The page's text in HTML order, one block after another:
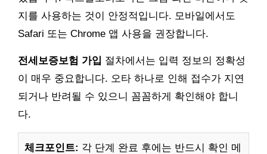
지를 사용하는 것이 안정적입니다. 모바일에서도
Safari 또는 Chrome 앱 사용을 권장합니다.
전세보증보험 가입 절차에서는 입력 정보의 정확성
이 매우 중요합니다. 오타 하나로 인해 접수가 지연
되거나 반려될 수 있으니 꼼꼼하게 확인해야 합니
다.
체크포인트: 각 단계 완료 후에는 반드시 확인 메